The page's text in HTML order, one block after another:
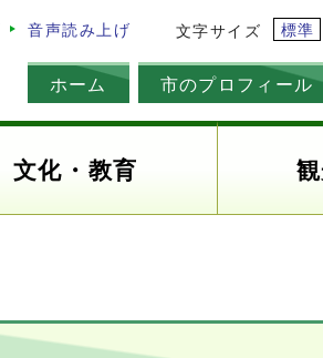
音声読み上げ 文字サイズ 標準
ホーム 市のプロフィール
文化・教育